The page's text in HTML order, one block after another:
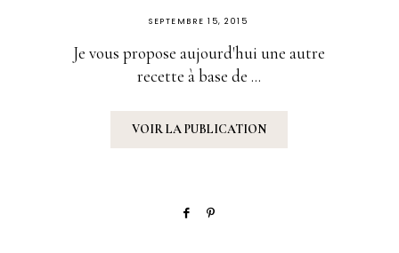
PUBLIÉ
SEPTEMBRE 15, 2015
Je vous propose aujourd'hui une autre
recette à base de ...
VOIR LA PUBLICATION